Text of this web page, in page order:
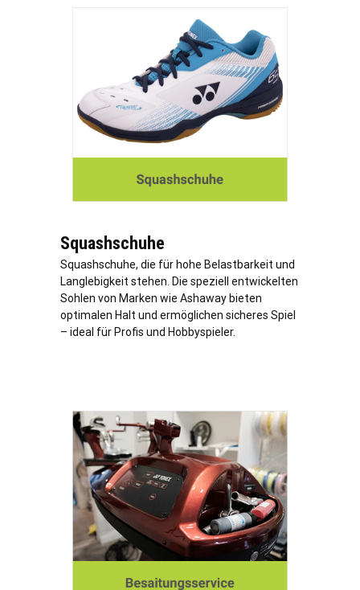
Squashschuhe
Squashschuhe, die für hohe Belastbarkeit und
Langlebigkeit stehen. Die speziell entwickelten
Sohlen von Marken wie Ashaway bieten
optimalen Halt und ermöglichen sicheres Spiel
– ideal für Profis und Hobbyspieler.